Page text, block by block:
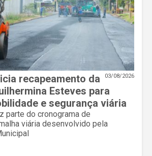
03/08/2026
recapeamento da
Esteves para
e segurança viária
parte do cronograma de
viária desenvolvido pela